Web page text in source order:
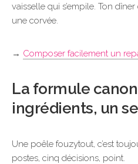
vaisselle qui s’empile. Ton
une corvée.
→ Composer facilement un
La formule
ingrédients, un
Une poêle fouzytout, c’est
postes, cinq décisions, point.